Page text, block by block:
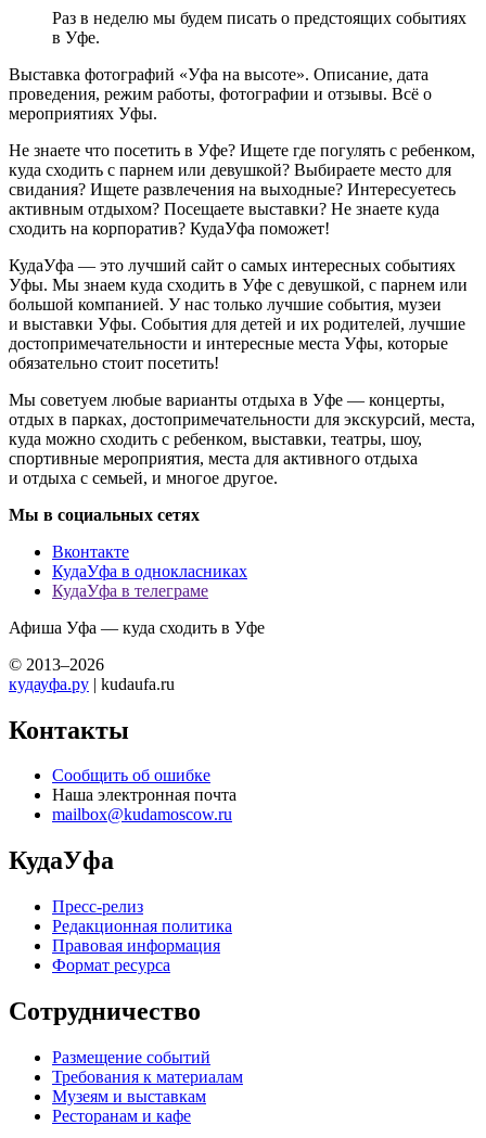
Раз в неделю мы будем писать о предстоящих событиях
в Уфе.
Выставка фотографий «Уфа на высоте». Описание, дата
проведения, режим работы, фотографии и отзывы. Всё о
мероприятиях Уфы.
Не знаете что посетить в Уфе? Ищете где погулять с ребенком,
куда сходить с парнем или девушкой? Выбираете место для
свидания? Ищете развлечения на выходные? Интересуетесь
активным отдыхом? Посещаете выставки? Не знаете куда
сходить на корпоратив? КудаУфа поможет!
КудаУфа — это лучший сайт о самых интересных событиях
Уфы. Мы знаем куда сходить в Уфе с девушкой, с парнем или
большой компанией. У нас только лучшие события, музеи
и выставки Уфы. События для детей и их родителей, лучшие
достопримечательности и интересные места Уфы, которые
обязательно стоит посетить!
Мы советуем любые варианты отдыха в Уфе — концерты,
отдых в парках, достопримечательности для экскурсий, места,
куда можно сходить с ребенком, выставки, театры, шоу,
спортивные мероприятия, места для активного отдыха
и отдыха с семьей, и многое другое.
Мы в социальных сетях
Вконтакте
КудаУфа в однокласниках
КудаУфа в телеграме
Афиша Уфа — куда сходить в Уфе
© 2013–2026
кудауфа.ру | kudaufa.ru
Контакты
Сообщить об ошибке
Наша электронная почта
mailbox@kudamoscow.ru
КудаУфа
Пресс-релиз
Редакционная политика
Правовая информация
Формат ресурса
Сотрудничество
Размещение событий
Требования к материалам
Музеям и выставкам
Ресторанам и кафе